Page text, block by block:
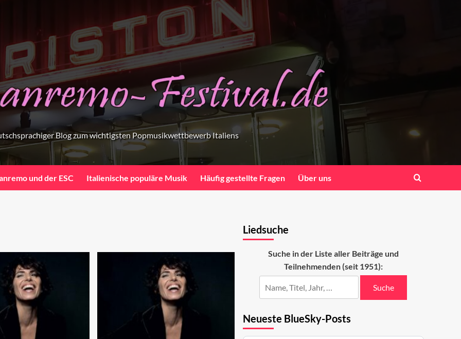
Blog zum wichtigsten Popmusikwettbewerb Italiens
und der ESC Italienische populäre Musik Häufig gestellte Fragen Über uns
Liedsuche
Suche in der Liste aller Beiträge und
Teilnehmenden (seit 1951):
Suche
Neueste BlueSky-Posts